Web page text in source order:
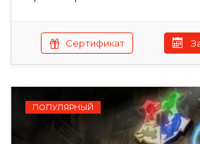
Сертификат
ПОПУЛЯРНЫЙ